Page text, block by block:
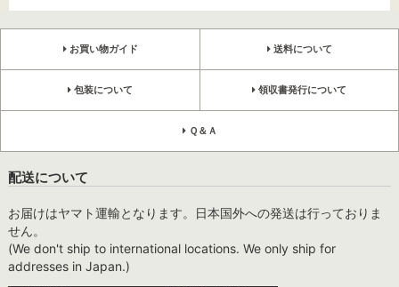
お買い物ガイド 送料について
包装について 領収書発行について
Ｑ＆Ａ
配送について
お届けはヤマト運輸となります。日本国外への発送は行っておりま
せん。
(We don't ship to international locations. We only ship for
addresses in Japan.)